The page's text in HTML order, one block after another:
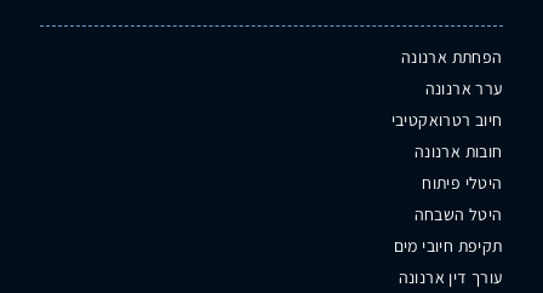
הפחתת ארנונה
ערר ארנונה
חיוב רטרואקטיבי
חובות ארנונה
היטלי פיתוח
היטל השבחה
תקיפת חיובי מים
עורך דין ארנונה